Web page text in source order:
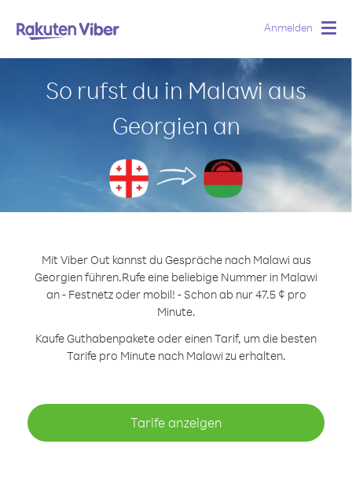
Anmelden
So rufst du in Malawi aus
Georgien an
Mit Viber Out kannst du Gespräche nach Malawi aus
Georgien führen.Rufe eine beliebige Nummer in Malawi
an - Festnetz oder mobil! - Schon ab nur 47.5 ¢ pro
Minute.
Kaufe Guthabenpakete oder einen Tarif, um die besten
Tarife pro Minute nach Malawi zu erhalten.
Tarife anzeigen